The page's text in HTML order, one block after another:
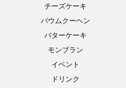
チーズケーキ
バウムクーヘン
バターケーキ
モンブラン
イベント
ドリンク